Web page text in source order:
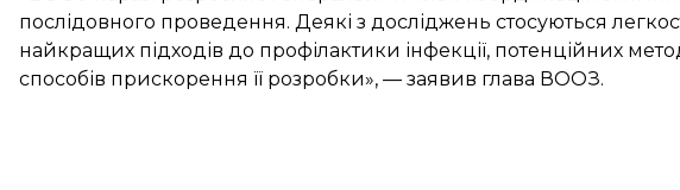
послідовного проведення. Деякі з досліджень стосуються
найкращих підходів до профілактики інфекції, потенційних
способів прискорення її розробки», — заявив глава ВООЗ.